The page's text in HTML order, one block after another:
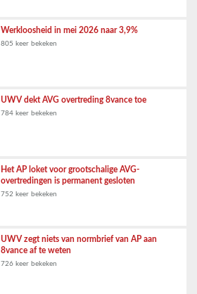
Werkloosheid in mei 2026 naar 3,9%
805 keer bekeken
UWV dekt AVG overtreding 8vance toe
784 keer bekeken
Het AP loket voor grootschalige AVG-
overtredingen is permanent gesloten
752 keer bekeken
UWV zegt niets van normbrief van AP aan
8vance af te weten
726 keer bekeken